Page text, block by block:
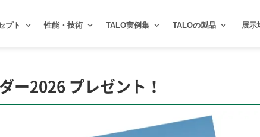
プト 性能・技術 TALO実例集 TALOの製品 展示
ー2026 プレゼント！